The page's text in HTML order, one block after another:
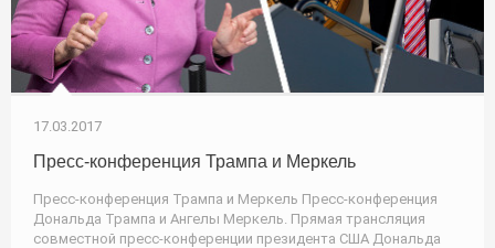
17.03.2017
Пресс-конференция Трампа и Меркель
Пресс-конференция Трампа и Меркель Пресс-конференция
Дональда Трампа и Ангелы Меркель. Прямая трансляция
совместной пресс-конференции президента США Дональда